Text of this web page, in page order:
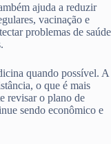
ajuda a reduzir
vacinação e
problemas de saúde
quando possível. A
o que é mais
revisar o plano de
sendo econômico e